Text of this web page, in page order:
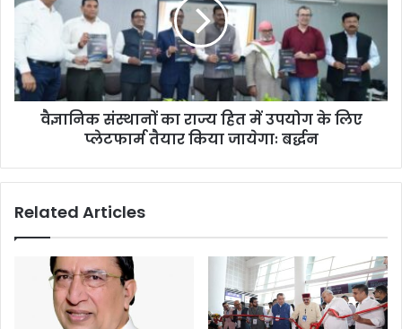
वैज्ञानिक संस्थानों का राज्य हित में उपयोग के लिए
प्लेटफार्म तैयार किया जायेगाः बर्द्धन
Related Articles